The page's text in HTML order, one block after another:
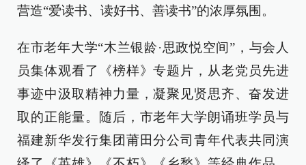
营造“爱读书、读好书、善读书”的浓厚氛围。
在市老年大学“木兰银龄·思政悦空间”，与会人
员集体观看了《榜样》专题片，从老党员先进
事迹中汲取精神力量，凝聚见贤思齐、奋发进
取的正能量。随后，市老年大学朗诵班学员与
福建新华发行集团莆田分公司青年代表共同演